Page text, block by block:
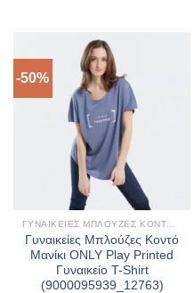
-50%
Γυναικείες Μπλούζες Κοντό
Μανίκι ONLY Play Printed
Γυναικείο T-Shirt
(9000095939_12763)